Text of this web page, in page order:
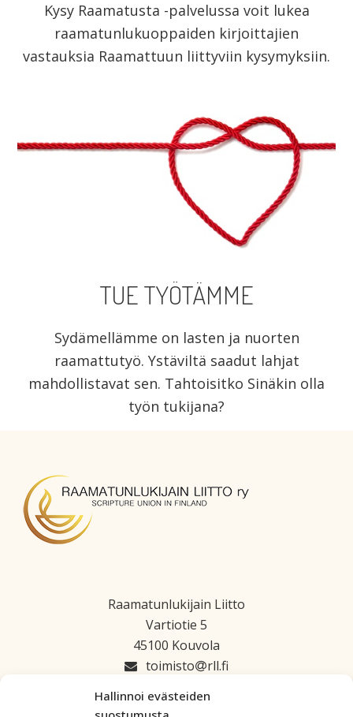
Hallinnoi evästeiden
Kysy Raamatusta -palvelussa voit lukea
raamatunlukuoppaiden kirjoittajien
vastauksia Raamattuun liittyviin kysymyksiin.
TUE TYÖTÄMME
Sydämellämme on lasten ja nuorten
raamattutyö. Ystäviltä saadut lahjat
mahdollistavat sen. Tahtoisitko Sinäkin olla
työn tukijana?
Raamatunlukijain Liitto
Vartiotie 5
45100 Kouvola
toimisto
rll.fi